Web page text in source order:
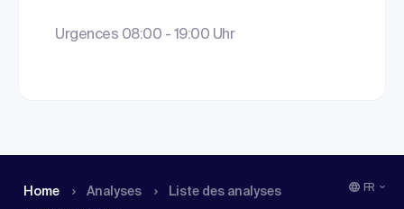
Urgences 08:00 - 19:00 Uhr
Home Analyses
Liste des analyses
FR